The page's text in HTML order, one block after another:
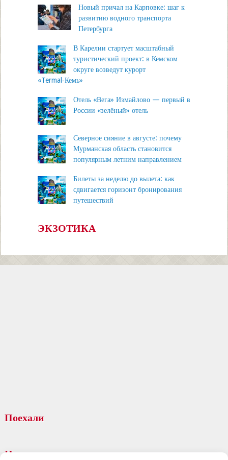
Новый причал на Карповке: шаг к
развитию водного транспорта
Петербурга
В Карелии стартует масштабный
туристический проект: в Кемском
округе возведут курорт
«Termal‑Кемь»
Отель «Вега» Измайлово — первый в
России «зелёный» отель
Северное сияние в августе: почему
Мурманская область становится
популярным летним направлением
Билеты за неделю до вылета: как
сдвигается горизонт бронирования
путешествий
ЭКЗОТИКА
Поехали
На заметку